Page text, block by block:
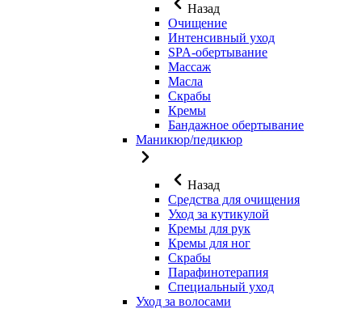
Назад
Очищение
Интенсивный уход
SPA-обертывание
Массаж
Масла
Скрабы
Кремы
Бандажное обертывание
Маникюр/педикюр
Назад
Средства для очищения
Уход за кутикулой
Кремы для рук
Кремы для ног
Скрабы
Парафинотерапия
Специальный уход
Уход за волосами